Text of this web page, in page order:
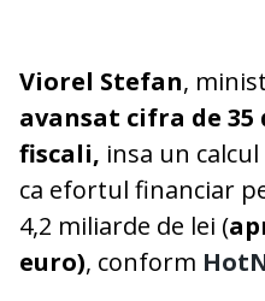
Viorel Stefan,
avansat cifra de
fiscali, insa un
ca efortul financiar
4,2 miliarde de lei (
euro), conform